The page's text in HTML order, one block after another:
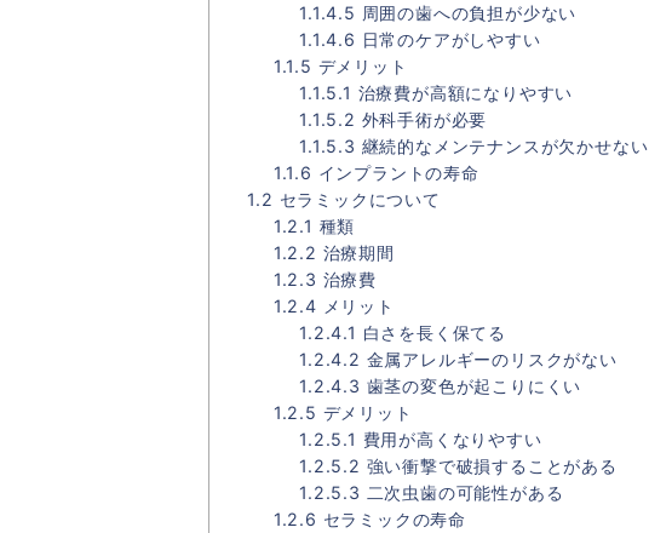
1.1.4.5 周囲の歯への負担が少ない
1.1.4.6 日常のケアがしやすい
1.1.5 デメリット
1.1.5.1 治療費が高額になりやすい
1.1.5.2 外科手術が必要
1.1.5.3 継続的なメンテナンスが欠かせない
1.1.6 インプラントの寿命
1.2 セラミックについて
1.2.1 種類
1.2.2 治療期間
1.2.3 治療費
1.2.4 メリット
1.2.4.1 白さを長く保てる
1.2.4.2 金属アレルギーのリスクがない
1.2.4.3 歯茎の変色が起こりにくい
1.2.5 デメリット
1.2.5.1 費用が高くなりやすい
1.2.5.2 強い衝撃で破損することがある
1.2.5.3 二次虫歯の可能性がある
1.2.6 セラミックの寿命